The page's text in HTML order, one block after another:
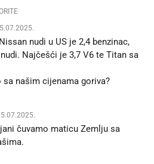
nudi u US je 2,4 benzinac,
Najčešći je 3,7 V6 te Titan sa
našim cijenama goriva?
čuvamo maticu Zemlju sa